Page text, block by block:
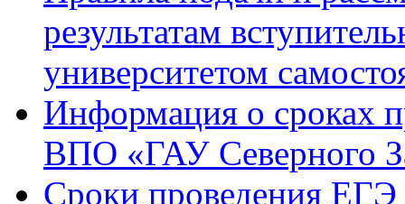
результатам
университетом
Информация о сроках
ВПО «ГАУ Северного
Сроки проведения ЕГЭ